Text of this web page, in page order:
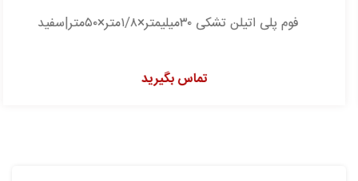
فوم پلی اتیلن تشکی ۳۰میلیمتر×۱/۸متر×۵۰متر|سفید
تماس بگیرید